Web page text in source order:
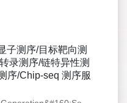
子测序/目标靶向测
录测序/链特异性测
序/Chip-seq 测序服